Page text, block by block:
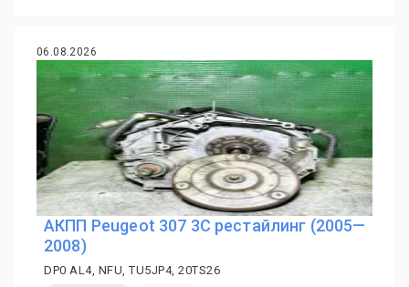
06.08.2026
АКПП Peugeot 307 3C рестайлинг (2005—
2008)
DP0 AL4, NFU, TU5JP4, 20TS26